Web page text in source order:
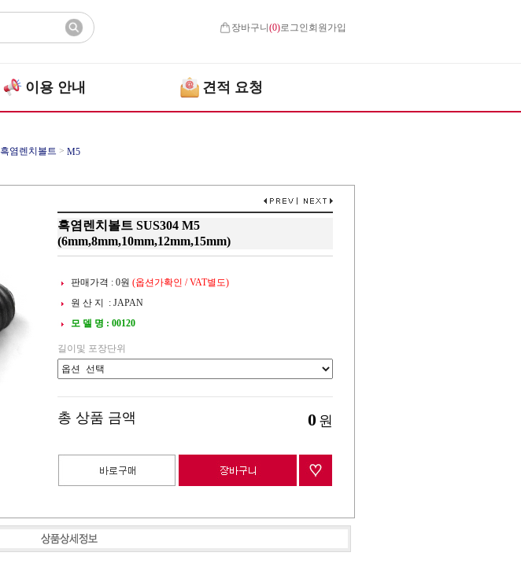
장바구니(0)로그인 회원가입
이용 안내 견적 요청
흑염렌치볼트 > M5
흑염렌치볼트 SUS304 M5
(6mm,8mm,10mm,12mm,15mm)
판매가격 : 0원 (옵션가확인 / VAT별도)
원 산 지 : JAPAN
모 델 명 : 00120
길이및 포장단위
총 상품 금액 0 원